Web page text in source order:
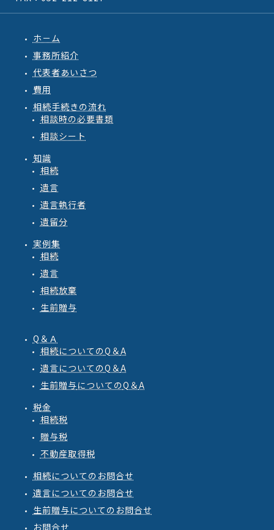
ホ－ム
事務所紹介
代表者あいさつ
費用
相続手続きの流れ
相談時の必要書類
相談シート
知識
相続
遺言
遺言執行者
遺留分
実例集
相続
遺言
相続放棄
生前贈与
Q＆Ａ
相続についてのQ ＆A
遺言についてのQ ＆A
生前贈与についてのQ ＆A
税金
相続税
贈与税
不動産取得税
相続についてのお問合せ
遺言についてのお問合せ
生前贈与についてのお問合せ
お問合せ